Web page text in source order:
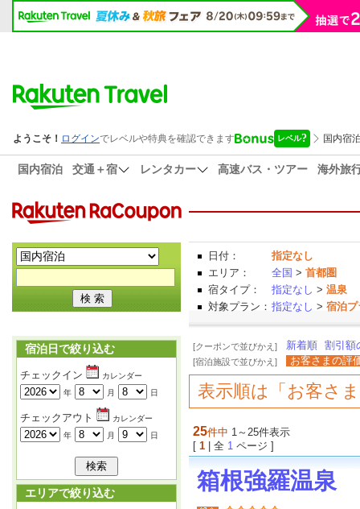
国内宿泊 交通＋宿 レンタカー 高速バス・ツアー 海外旅
日付：
指定なし
エリア：
全国 > 首都圏
宿タイプ：
指定なし > 温泉
対象プラン： 指定なし > 宿泊プ
宿泊日で絞り込む
チェックイン
カレンダー
年
月 日
チェックアウト
カレンダー
年
月 日
エリアで絞り込む
[クーポンで並びかえ] 新着順 割引額
[宿泊施設で並びかえ] お客さまの評
表示順は「お客さ
25件中 1～25件表示
[ 1 | 全 1 ページ ]
箱根強羅温泉